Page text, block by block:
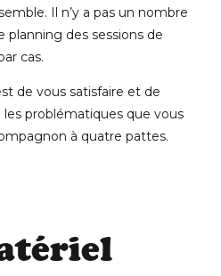
Il n’y a pas un nombre
planning des sessions de
cas.
de vous satisfaire et de
les problématiques que vous
à quatre pattes.